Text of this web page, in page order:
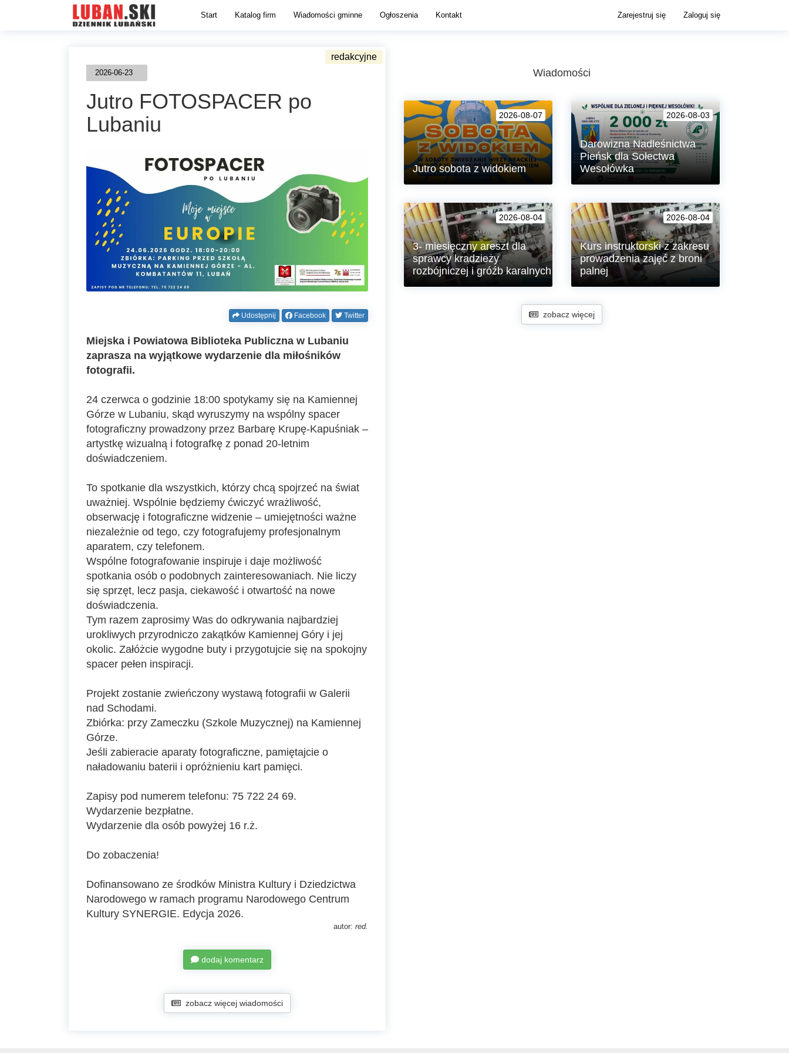
Start Katalog firm Wiadomości gminne Ogłoszenia Kontakt Zarejestruj się Zaloguj się
2026-06-23
Jutro FOTOSPACER po
Lubaniu
Udostępnij Facebook Twitter
Miejska i Powiatowa Biblioteka Publiczna w Lubaniu
zaprasza na wyjątkowe wydarzenie dla miłośników
fotografii.
24 czerwca o godzinie 18:00 spotykamy się na Kamiennej
Górze w Lubaniu, skąd wyruszymy na wspólny spacer
fotograficzny prowadzony przez Barbarę Krupę-Kapuśniak –
artystkę wizualną i fotografkę z ponad 20-letnim
doświadczeniem.
To spotkanie dla wszystkich, którzy chcą spojrzeć na świat
uważniej. Wspólnie będziemy ćwiczyć wrażliwość,
obserwację i fotograficzne widzenie – umiejętności ważne
niezależnie od tego, czy fotografujemy profesjonalnym
aparatem, czy telefonem.
Wspólne fotografowanie inspiruje i daje możliwość
spotkania osób o podobnych zainteresowaniach. Nie liczy
się sprzęt, lecz pasja, ciekawość i otwartość na nowe
doświadczenia.
Tym razem zaprosimy Was do odkrywania najbardziej
urokliwych przyrodniczo zakątków Kamiennej Góry i jej
okolic. Załóżcie wygodne buty i przygotujcie się na spokojny
spacer pełen inspiracji.
Projekt zostanie zwieńczony wystawą fotografii w Galerii
nad Schodami.
Zbiórka: przy Zameczku (Szkole Muzycznej) na Kamiennej
Górze.
Jeśli zabieracie aparaty fotograficzne, pamiętajcie o
naładowaniu baterii i opróżnieniu kart pamięci.
Zapisy pod numerem telefonu: 75 722 24 69.
Wydarzenie bezpłatne.
Wydarzenie dla osób powyżej 16 r.ż.
Do zobaczenia!
Dofinansowano ze środków Ministra Kultury i Dziedzictwa
Narodowego w ramach programu Narodowego Centrum
Kultury SYNERGIE. Edycja 2026.
autor: red.
dodaj komentarz
zobacz więcej wiadomości
Wiadomości
2026-08-07
Jutro sobota z widokiem
Wieży Brackiej w Lubaniu!
2026-08-03
Darowizna Nadleśnictwa
Pieńsk dla Sołectwa
Wesołówka
Państwowego Gospodarstwa Leśnego
Lasy Państwowe – Nadleśnictwa
Pieńsk darowiznę finansową w
wysokości 2.000 zł z przeznaczeniem
na „Edukację ekologiczną i
nasadzenie drzew, krzewów i kwiatów
w Sołectwie Wesołówka”.
2026-08-04
3- miesięczny areszt dla
sprawcy kradzieży
rozbójniczej i gróźb karalnych
2026-08-04
Kurs instruktorski z zakresu
prowadzenia zajęć z broni
palnej
Specjalistycznych SG w Lubaniu w
dniach 29.06-24.07.2026 r. odbył się
zobacz więcej